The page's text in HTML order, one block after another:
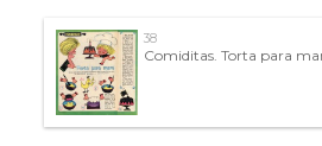
38
Comiditas. Torta para